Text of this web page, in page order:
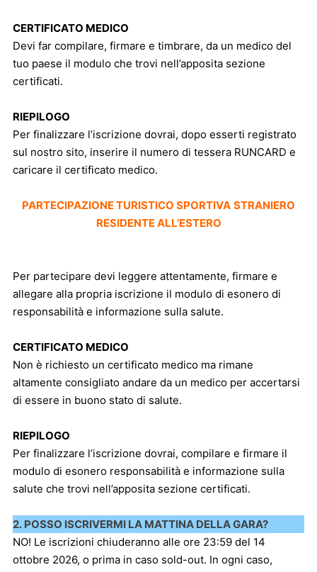
CERTIFICATO MEDICO
Devi far compilare, firmare e timbrare, da un medico del
tuo paese il modulo che trovi nell’apposita sezione
certificati.
RIEPILOGO
Per finalizzare l’iscrizione dovrai, dopo esserti registrato
sul nostro sito, inserire il numero di tessera RUNCARD e
caricare il certificato medico.
PARTECIPAZIONE TURISTICO SPORTIVA STRANIERO
RESIDENTE ALL’ESTERO
Per partecipare devi leggere attentamente, firmare e
allegare alla propria iscrizione il modulo di esonero di
responsabilità e informazione sulla salute.
CERTIFICATO MEDICO
Non è richiesto un certificato medico ma rimane
altamente consigliato andare da un medico per accertarsi
di essere in buono stato di salute.
RIEPILOGO
Per finalizzare l’iscrizione dovrai, compilare e firmare il
modulo di esonero responsabilità e informazione sulla
salute che trovi nell’apposita sezione certificati.
2. POSSO ISCRIVERMI LA MATTINA DELLA GARA?
NO! Le iscrizioni chiuderanno alle ore 23:59 del 14
ottobre 2026, o prima in caso sold-out. In ogni caso,